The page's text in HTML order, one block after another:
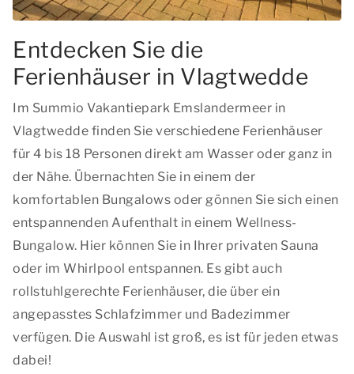
Entdecken Sie die
Ferienhäuser in Vlagtwedde
Im Summio Vakantiepark Emslandermeer in
Vlagtwedde finden Sie verschiedene Ferienhäuser
für 4 bis 18 Personen direkt am Wasser oder ganz in
der Nähe. Übernachten Sie in einem der
komfortablen Bungalows oder gönnen Sie sich einen
entspannenden Aufenthalt in einem Wellness-
Bungalow. Hier können Sie in Ihrer privaten Sauna
oder im Whirlpool entspannen. Es gibt auch
rollstuhlgerechte Ferienhäuser, die über ein
angepasstes Schlafzimmer und Badezimmer
verfügen. Die Auswahl ist groß, es ist für jeden etwas
dabei!